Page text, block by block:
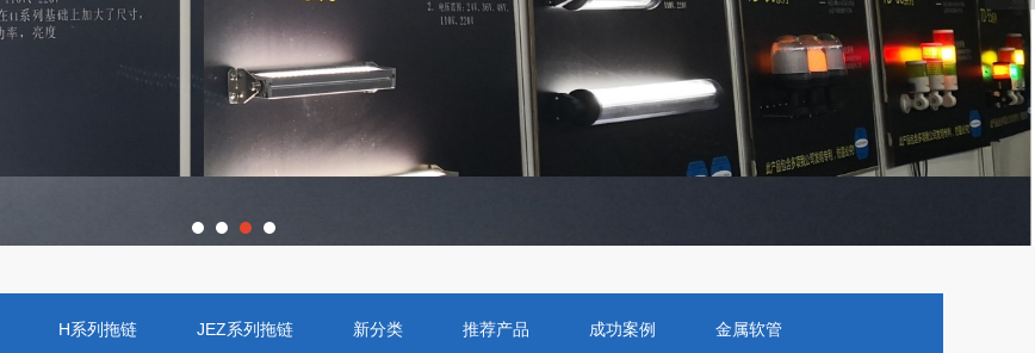
H系列拖链 JEZ系列拖链 新分类 推荐产品 成功案例 金属软管